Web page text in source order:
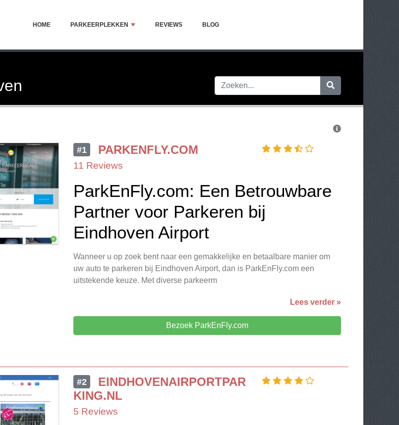
HOME PARKEERPLEKKEN REVIEWS BLOG
#1 PARKENFLY.COM
11 Reviews
ParkEnFly.com: Een Betrouwbare
Partner voor Parkeren bij
Eindhoven Airport
Wanneer u op zoek bent naar een gemakkelijke en betaalbare manier om
uw auto te parkeren bij Eindhoven Airport, dan is ParkEnFly.com een
uitstekende keuze. Met diverse parkeerm
Lees verder »
Bezoek ParkEnFly.com
#2
EINDHOVENAIRPORTPAR
KING.NL
5 Reviews